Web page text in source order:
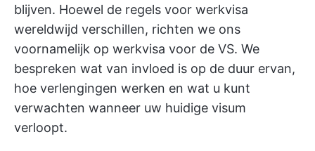
blijven. Hoewel de regels voor werkvisa
wereldwijd verschillen, richten we ons
voornamelijk op werkvisa voor de VS. We
bespreken wat van invloed is op de duur ervan,
hoe verlengingen werken en wat u kunt
verwachten wanneer uw huidige visum
verloopt.